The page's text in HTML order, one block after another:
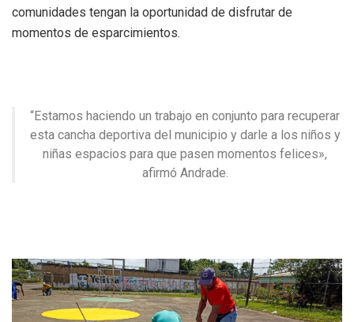
comunidades tengan la oportunidad de disfrutar de
momentos de esparcimientos.
“Estamos haciendo un trabajo en conjunto para recuperar
esta cancha deportiva del municipio y darle a los niños y
niñas espacios para que pasen momentos felices»,
afirmó Andrade.